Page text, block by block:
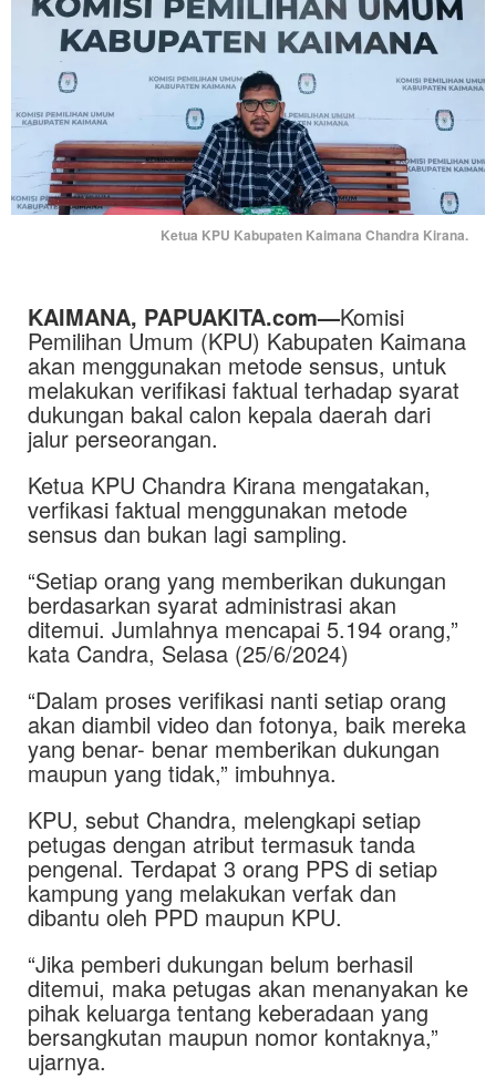
Ketua KPU Kabupaten Kaimana Chandra Kirana.
KAIMANA, PAPUAKITA.com—Komisi
Pemilihan Umum (KPU) Kabupaten Kaimana
akan menggunakan metode sensus, untuk
melakukan verifikasi faktual terhadap syarat
dukungan bakal calon kepala daerah dari
jalur perseorangan.
Ketua KPU Chandra Kirana mengatakan,
verfikasi faktual menggunakan metode
sensus dan bukan lagi sampling.
“Setiap orang yang memberikan dukungan
berdasarkan syarat administrasi akan
ditemui. Jumlahnya mencapai 5.194 orang,”
kata Candra, Selasa (25/6/2024)
“Dalam proses verifikasi nanti setiap orang
akan diambil video dan fotonya, baik mereka
yang benar- benar memberikan dukungan
maupun yang tidak,” imbuhnya.
KPU, sebut Chandra, melengkapi setiap
petugas dengan atribut termasuk tanda
pengenal. Terdapat 3 orang PPS di setiap
kampung yang melakukan verfak dan
dibantu oleh PPD maupun KPU.
“Jika pemberi dukungan belum berhasil
ditemui, maka petugas akan menanyakan ke
pihak keluarga tentang keberadaan yang
bersangkutan maupun nomor kontaknya,”
ujarnya.